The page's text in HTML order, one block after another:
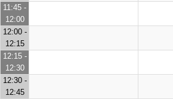
11:45 -
12:00
12:00 -
12:15
12:15 -
12:30
12:30 -
12:45